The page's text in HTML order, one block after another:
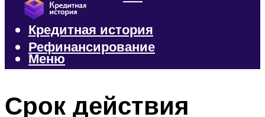
Микрозаймы
Кредитная история
Рефинансирование
Меню
Срок действия